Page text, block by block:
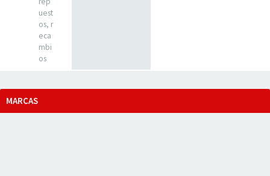
uest
os, r
eca
mbi
os
MARCAS